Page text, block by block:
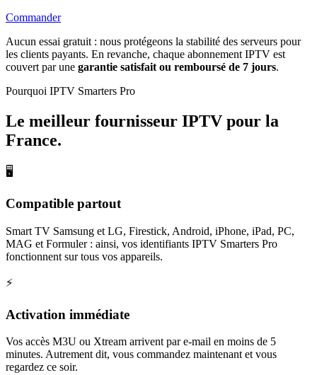
Commander
Aucun essai gratuit : nous protégeons la stabilité des serveurs pour
les clients payants. En revanche, chaque abonnement IPTV est
couvert par une garantie satisfait ou remboursé de 7 jours.
Pourquoi IPTV Smarters Pro
Le meilleur fournisseur IPTV pour la
France.
🖥
Compatible partout
Smart TV Samsung et LG, Firestick, Android, iPhone, iPad, PC,
MAG et Formuler : ainsi, vos identifiants IPTV Smarters Pro
fonctionnent sur tous vos appareils.
⚡
Activation immédiate
Vos accès M3U ou Xtream arrivent par e-mail en moins de 5
minutes. Autrement dit, vous commandez maintenant et vous
regardez ce soir.